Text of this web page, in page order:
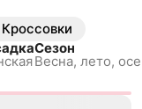
Кроссовки
Сезон
Весна, лето,